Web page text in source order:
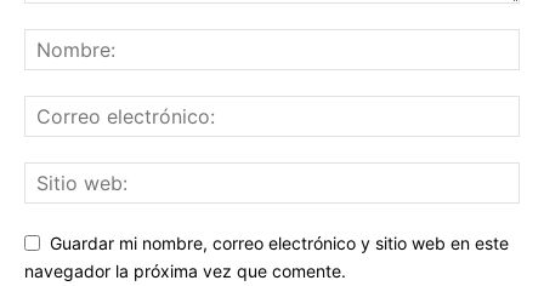
Guardar mi nombre, correo electrónico y sitio web en este
navegador la próxima vez que comente.